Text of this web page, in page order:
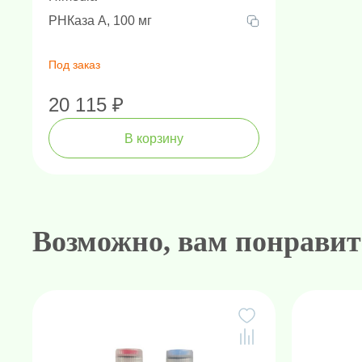
РНКаза А, 100 мг
Под заказ
20 115 ₽
В корзину
Возможно, вам